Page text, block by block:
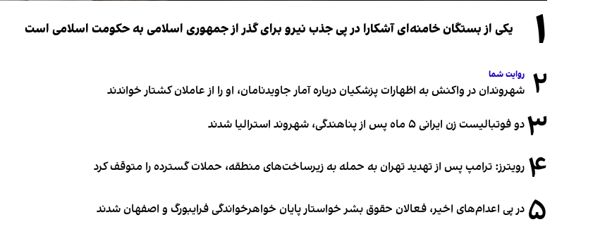
۱ یکی از بستگان خامنه‌ای آشکارا در پی جذب نیرو برای گذر از جمهوری اسلامی به حکومت اسلامی است
۲ روایت شما
شهروندان در واکنش به اظهارات پزشکیان درباره آمار جاویدنامان، او را از عاملان کشتار خواندند
۳دو فوتبالیست زن ایرانی ۵ ماه پس از پناهندگی، شهروند استرالیا شدند
۴ رویترز: ترامپ پس از تهدید تهران به حمله به زیرساخت‌های منطقه، حملات گسترده را متوقف کرد
۵ در پی اعدام‌های اخیر، فعالان حقوق بشر خواستار پایان خواهرخواندگی فرایبورگ و اصفهان شدند